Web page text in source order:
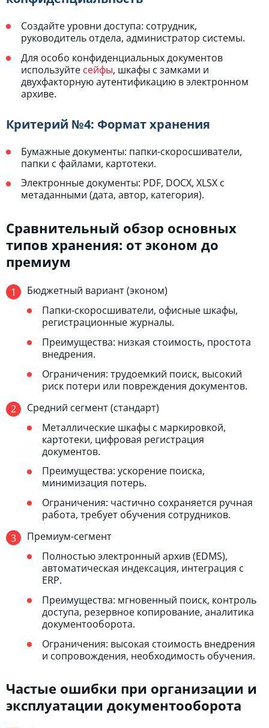
Создайте уровни доступа: сотрудник,
руководитель отдела, администратор системы.
Для особо конфиденциальных документов
используйте сейфы, шкафы с замками и
двухфакторную аутентификацию в электронном
архиве.
Критерий №4: Формат хранения
Бумажные документы: папки-скоросшиватели,
папки с файлами, картотеки.
Электронные документы: PDF, DOCX, XLSX с
метаданными (дата, автор, категория).
Сравнительный обзор основных
типов хранения: от эконом до
премиум
Бюджетный вариант (эконом)
Папки-скоросшиватели, офисные шкафы,
регистрационные журналы.
Преимущества: низкая стоимость, простота
внедрения.
Ограничения: трудоемкий поиск, высокий
риск потери или повреждения документов.
Средний сегмент (стандарт)
Металлические шкафы с маркировкой,
картотеки, цифровая регистрация
документов.
Преимущества: ускорение поиска,
минимизация потерь.
Ограничения: частично сохраняется ручная
работа, требует обучения сотрудников.
Премиум-сегмент
Полностью электронный архив (EDMS),
автоматическая индексация, интеграция с
ERP.
Преимущества: мгновенный поиск, контроль
доступа, резервное копирование, аналитика
документооборота.
Ограничения: высокая стоимость внедрения
и сопровождения, необходимость обучения.
Частые ошибки при организации и
эксплуатации документооборота